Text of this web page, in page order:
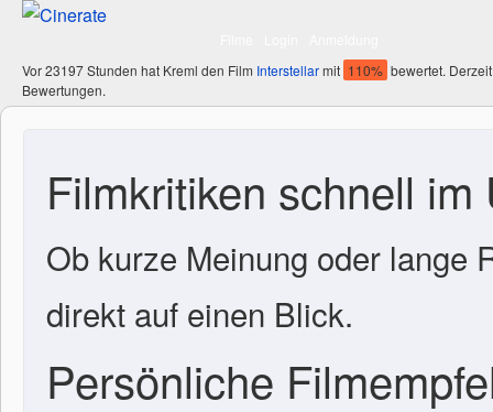
Vor 23197 Stunden hat Kreml den Film Interstellarmit 110% bewertet.
Bewertungen.
Filmkritiken schnell im
Ob kurze Meinung oder lange
direkt auf einen Blick.
Persönliche